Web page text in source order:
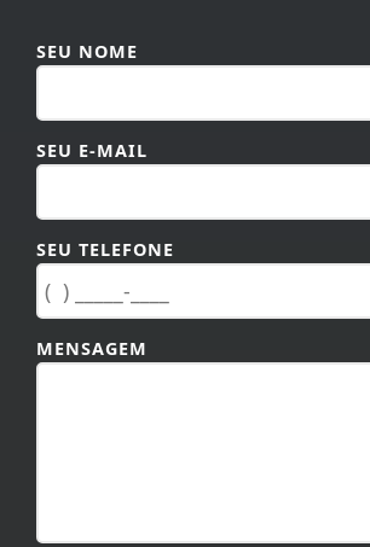
SEU NOME
SEU E-MAIL
SEU TELEFONE
MENSAGEM